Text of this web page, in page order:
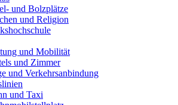
und Bolzplätze
und Religion
und Mobilität
und Zimmer
und Verkehrsanbindung
und Taxi